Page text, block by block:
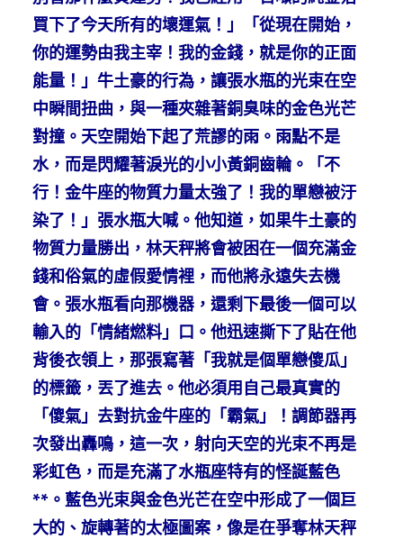
買下了今天所有的壞運氣！」「從現在開始，
你的運勢由我主宰！我的金錢，就是你的正面
能量！」牛土豪的行為，讓張水瓶的光束在空
中瞬間扭曲，與一種夾雜著銅臭味的金色光芒
對撞。天空開始下起了荒謬的雨。雨點不是
水，而是閃耀著淚光的小小黃銅齒輪。「不
行！金牛座的物質力量太強了！我的單戀被汙
染了！」張水瓶大喊。他知道，如果牛土豪的
物質力量勝出，林天秤將會被困在一個充滿金
錢和俗氣的虛假愛情裡，而他將永遠失去機
會。張水瓶看向那機器，還剩下最後一個可以
輸入的「情緒燃料」口。他迅速撕下了貼在他
背後衣領上，那張寫著「我就是個單戀傻瓜」
的標籤，丟了進去。他必須用自己最真實的
「傻氣」去對抗金牛座的「霸氣」！調節器再
次發出轟鳴，這一次，射向天空的光束不再是
彩虹色，而是充滿了水瓶座特有的怪誕藍色
**。藍色光束與金色光芒在空中形成了一個巨
大的、旋轉著的太極圖案，像是在爭奪林天秤